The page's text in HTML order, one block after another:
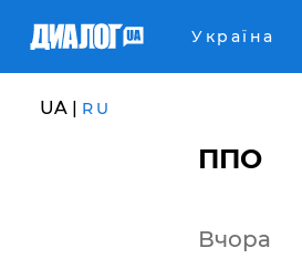
Україна
UA | RU
ППО
Вчора